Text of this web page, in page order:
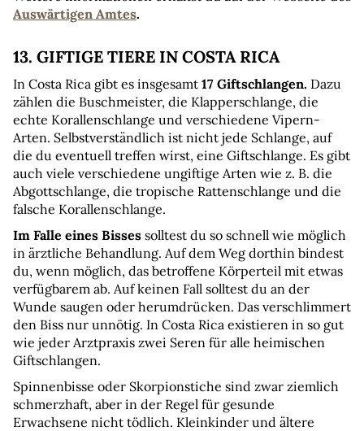
Auswärtigen Amtes.
13. GIFTIGE TIERE IN COSTA RICA
In Costa Rica gibt es insgesamt 17 Giftschlangen. Dazu
zählen die Buschmeister, die Klapperschlange, die
echte Korallenschlange und verschiedene Vipern-
Arten. Selbstverständlich ist nicht jede Schlange, auf
die du eventuell treffen wirst, eine Giftschlange. Es gibt
auch viele verschiedene ungiftige Arten wie z. B. die
Abgottschlange, die tropische Rattenschlange und die
falsche Korallenschlange.
Im Falle eines Bisses solltest du so schnell wie möglich
in ärztliche Behandlung. Auf dem Weg dorthin bindest
du, wenn möglich, das betroffene Körperteil mit etwas
verfügbarem ab. Auf keinen Fall solltest du an der
Wunde saugen oder herumdrücken. Das verschlimmert
den Biss nur unnötig. In Costa Rica existieren in so gut
wie jeder Arztpraxis zwei Seren für alle heimischen
Giftschlangen.
Spinnenbisse oder Skorpionstiche sind zwar ziemlich
schmerzhaft, aber in der Regel für gesunde
Erwachsene nicht tödlich. Kleinkinder und ältere